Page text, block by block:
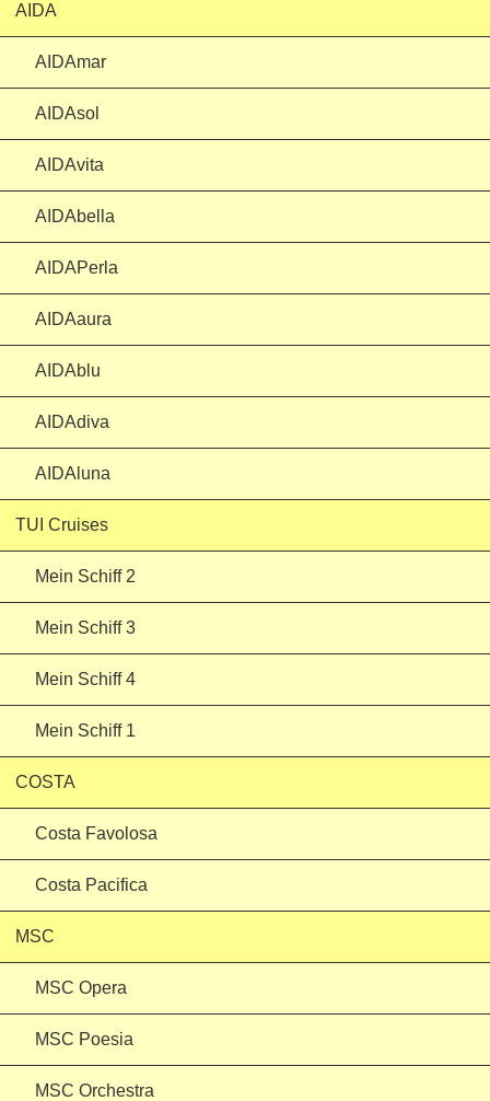
AIDA
AIDAmar
AIDAsol
AIDAvita
AIDAbella
AIDAPerla
AIDAaura
AIDAblu
AIDAdiva
AIDAluna
TUI Cruises
Mein Schiff 2
Mein Schiff 3
Mein Schiff 4
Mein Schiff 1
COSTA
Costa Favolosa
Costa Pacifica
MSC
MSC Opera
MSC Poesia
MSC Orchestra